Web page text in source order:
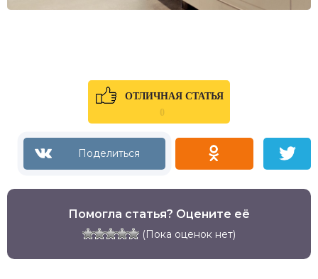
ОТЛИЧНАЯ СТАТЬЯ
0
Помогла статья? Оцените её
(Пока оценок нет)